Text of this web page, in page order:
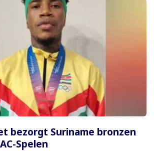
bezorgt Suriname bronzen
Spelen